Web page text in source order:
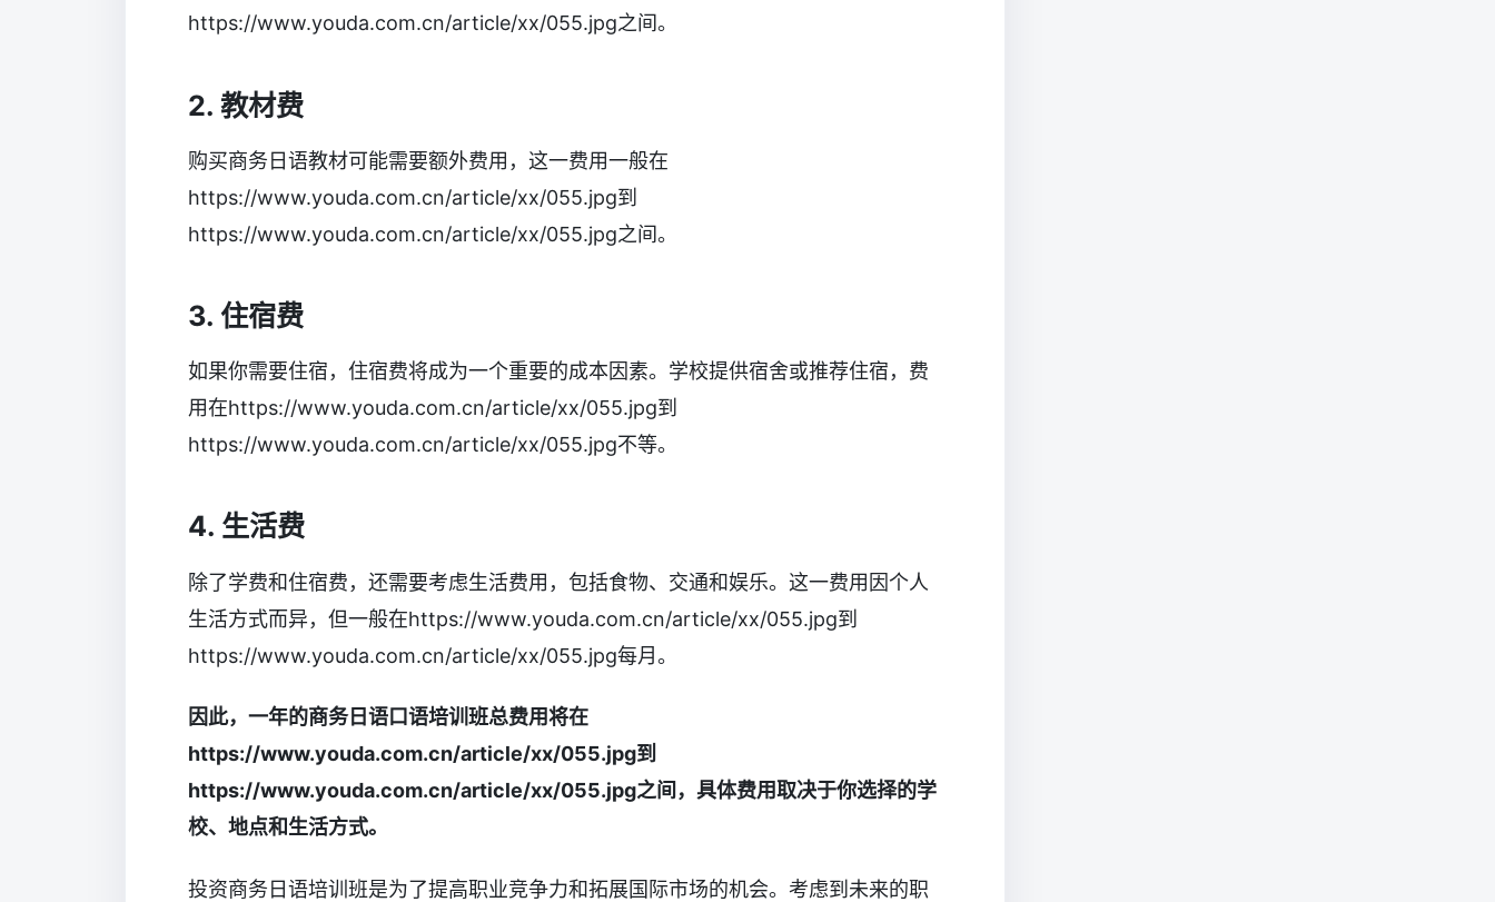
https://www.youda.com.cn/article/xx/055.jpg之间。
2. 教材费
购买商务日语教材可能需要额外费用，这一费用一般在
https://www.youda.com.cn/article/xx/055.jpg到
https://www.youda.com.cn/article/xx/055.jpg之间。
3. 住宿费
如果你需要住宿，住宿费将成为一个重要的成本因素。学校提供宿舍或推荐住宿，费
用在https://www.youda.com.cn/article/xx/055.jpg到
https://www.youda.com.cn/article/xx/055.jpg不等。
4. 生活费
除了学费和住宿费，还需要考虑生活费用，包括食物、交通和娱乐。这一费用因个人
生活方式而异，但一般在https://www.youda.com.cn/article/xx/055.jpg到
https://www.youda.com.cn/article/xx/055.jpg每月。
因此，一年的商务日语口语培训班总费用将在
https://www.youda.com.cn/article/xx/055.jpg到
https://www.youda.com.cn/article/xx/055.jpg之间，具体费用取决于你选择的学
校、地点和生活方式。
投资商务日语培训班是为了提高职业竞争力和拓展国际市场的机会。考虑到未来的职